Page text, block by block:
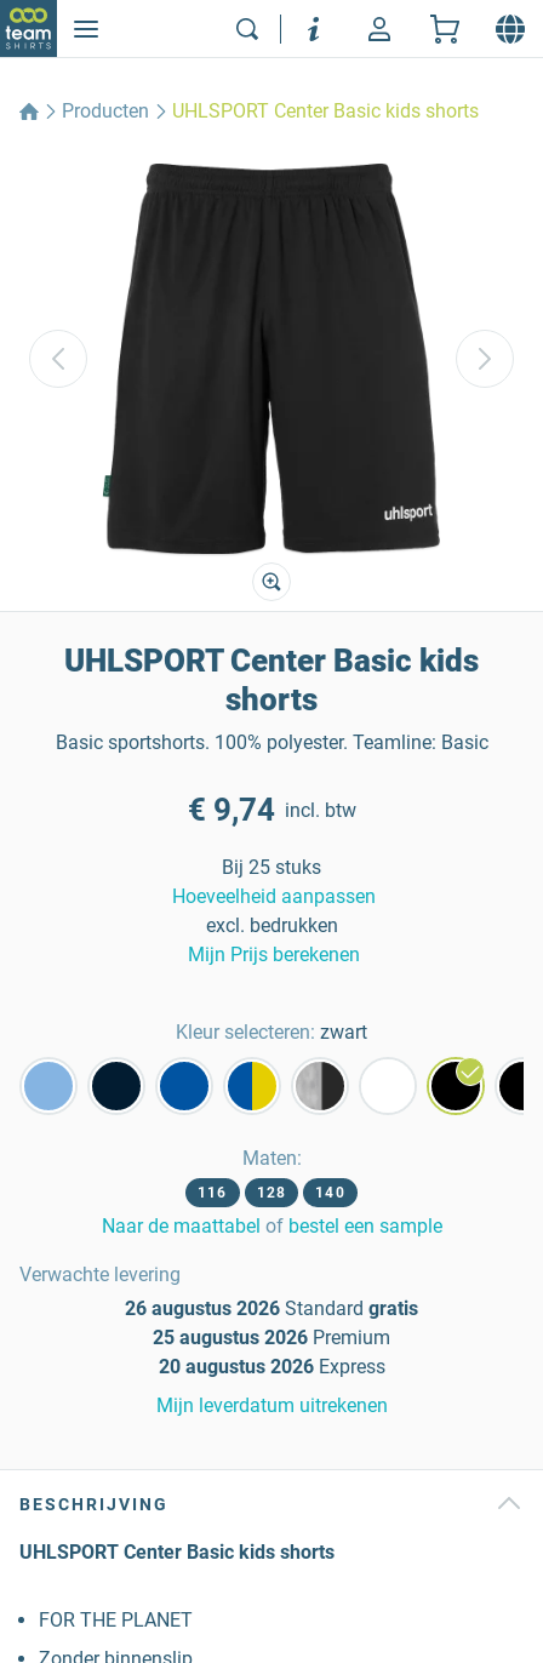
Producten UHLSPORT Center Basic kids shorts
UHLSPORT Center Basic kids
shorts
Basic sportshorts. 100% polyester. Teamline: Basic
€ 9,74 incl. btw
Bij 25 stuks
Hoeveelheid aanpassen
excl. bedrukken
Mijn Prijs berekenen
Kleur selecteren: zwart
Maten:
116 128 140
Naar de maattabel of bestel een sample
Verwachte levering
26 augustus 2026 Standard gratis
25 augustus 2026 Premium
20 augustus 2026 Express
Mijn leverdatum uitrekenen
BESCHRIJVING
UHLSPORT Center Basic kids shorts
FOR THE PLANET